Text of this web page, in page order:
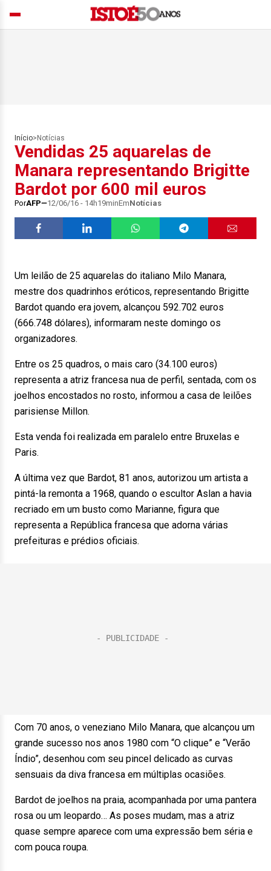
Início> Notícias
Vendidas 25 aquarelas de
Manara representando Brigitte
Bardot por 600 mil euros
PorAFP 12/06/16 - 14h19minEmNotícias
Um leilão de 25 aquarelas do italiano Milo Manara,
mestre dos quadrinhos eróticos, representando Brigitte
Bardot quando era jovem, alcançou 592.702 euros
(666.748 dólares), informaram neste domingo os
organizadores.
Entre os 25 quadros, o mais caro (34.100 euros)
representa a atriz francesa nua de perfil, sentada, com os
joelhos encostados no rosto, informou a casa de leilões
parisiense Millon.
Esta venda foi realizada em paralelo entre Bruxelas e
Paris.
A última vez que Bardot, 81 anos, autorizou um artista a
pintá-la remonta a 1968, quando o escultor Aslan a havia
recriado em um busto como Marianne, figura que
representa a República francesa que adorna várias
prefeituras e prédios oficiais.
Com 70 anos, o veneziano Milo Manara, que alcançou um
grande sucesso nos anos 1980 com “O clique” e “Verão
Índio”, desenhou com seu pincel delicado as curvas
sensuais da diva francesa em múltiplas ocasiões.
Bardot de joelhos na praia, acompanhada por uma pantera
rosa ou um leopardo… As poses mudam, mas a atriz
quase sempre aparece com uma expressão bem séria e
com pouca roupa.